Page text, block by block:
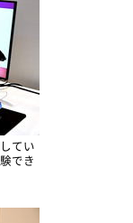
てい
でき